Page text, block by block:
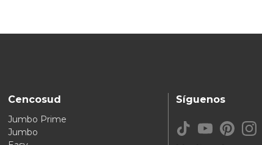
Cencosud
Jumbo Prime
Jumbo
Síguenos